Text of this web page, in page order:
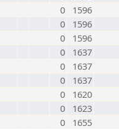
0
1596
0
1596
0
1596
0
1637
0
1637
0
1637
0
1620
0
1623
0
1655